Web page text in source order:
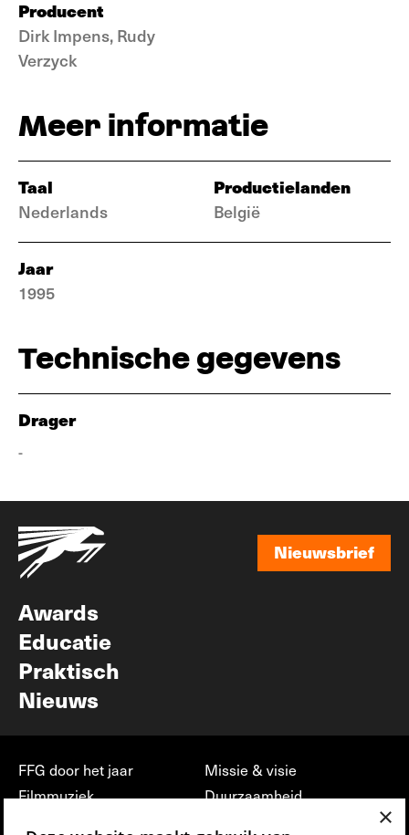
Producent
Dirk Impens, Rudy
Verzyck
Meer informatie
Taal
Nederlands
Productielanden
België
Jaar
1995
Technische gegevens
Drager
-
Nieuwsbrief
Awards
Educatie
Praktisch
Nieuws
FFG door het jaar
Filmmuziek
Missie & visie
Duurzaamheid
×